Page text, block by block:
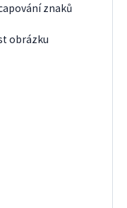
znaků
obrázku